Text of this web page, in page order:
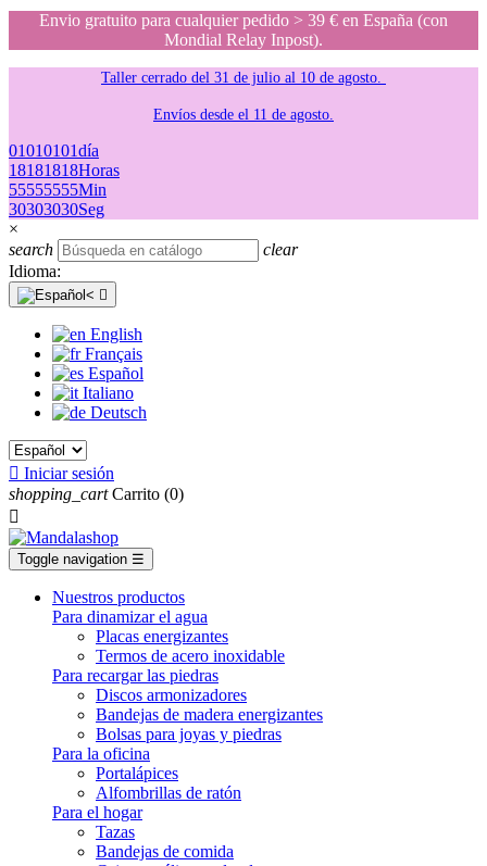
Envio gratuito para cualquier pedido > 39 € en España (con
Mondial Relay Inpost).
Taller cerrado del 31 de julio al 10 de agosto.
Envíos desde el 11 de agosto.
01010101día
18181818Horas
55555555Min
30303030Seg
×
search
clear
Idioma:

English
Français
Español
Italiano
Deutsch
 Iniciar sesión
shopping_cart Carrito (0)

Toggle navigation ☰
Nuestros productos
Para dinamizar el agua
Placas energizantes
Termos de acero inoxidable
Para recargar las piedras
Discos armonizadores
Bandejas de madera energizantes
Bolsas para joyas y piedras
Para la oficina
Portalápices
Alfombrillas de ratón
Para el hogar
Tazas
Bandejas de comida